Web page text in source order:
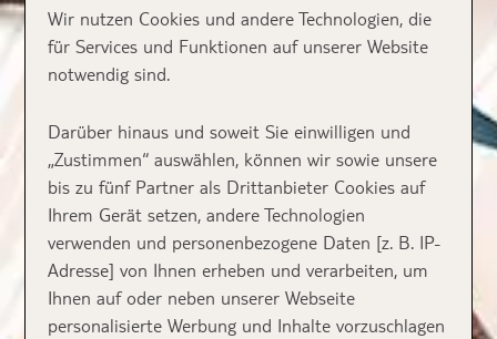
Wir nutzen Cookies und andere Technologien, die
für Services und Funktionen auf unserer Website
notwendig sind.
Darüber hinaus und soweit Sie einwilligen und
„Zustimmen“ auswählen, können wir sowie unsere
bis zu fünf Partner als Drittanbieter Cookies auf
Ihrem Gerät setzen, andere Technologien
verwenden und personenbezogene Daten [z. B. IP-
Adresse] von Ihnen erheben und verarbeiten, um
Ihnen auf oder neben unserer Webseite
personalisierte Werbung und Inhalte vorzuschlagen